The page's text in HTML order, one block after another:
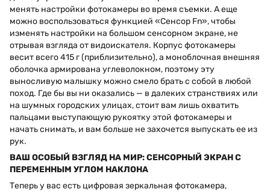
менять настройки фотокамеры во время съемки. А еще
можно воспользоваться функцией «Сенсор Fn», чтобы
изменять настройки на большом сенсорном экране, не
отрывая взгляда от видоискателя. Корпус фотокамеры
весит всего 415 г (приблизительно), а моноблочная внешняя
оболочка армирована углеволокном, поэтому эту
выносливую малышку можно смело брать с собой в любой
поход. Где бы вы ни оказались — в далеких странствиях или
на шумных городских улицах, стоит вам лишь охватить
пальцами выступающую рукоятку этой фотокамеры и
начать снимать, и вам больше не захочется выпускать ее из
рук.
ВАШ ОСОБЫЙ ВЗГЛЯД НА МИР: СЕНСОРНЫЙ ЭКРАН С
ПЕРЕМЕННЫМ УГЛОМ НАКЛОНА
Теперь у вас есть цифровая зеркальная фотокамера,